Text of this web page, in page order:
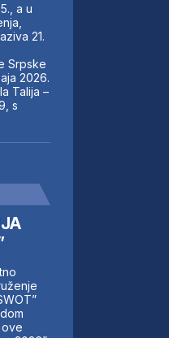
a u
21.
Srpske
2026.
Talija –
s